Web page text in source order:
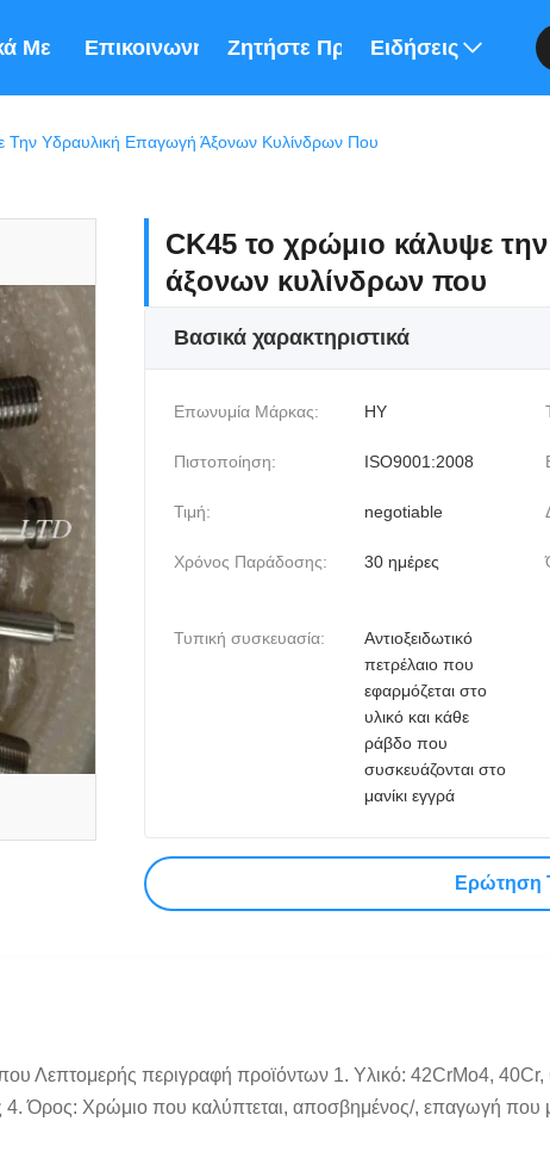
Με ΕμάςΕπικοινωνήστε Μαζί Μας
Ζητήστε Προσφορά
Ειδήσεις
Την Υδραυλική Επαγωγή Άξονων Κυλίνδρων Που
CK45 το χρώμιο κάλυψε
άξονων κυλίνδρων που
Βασικά χαρακτηριστικά
Επωνυμία Μάρκας: HY
Πιστοποίηση: ISO9001:2008
Τιμή: negotiable
Χρόνος Παράδοσης: 30 ημέρες
Τυπική συσκευασία:
Αντιοξειδωτικό
πετρέλαιο που
εφαρμόζεται στο
υλικό και κάθε
ράβδο που
συσκευάζονται στο
μανίκι εγγρά
Ερώτηση
Λεπτομερής περιγραφή προϊόντων 1. Υλικό: 42CrMo4,
4. Όρος: Χρώμιο που καλύπτεται, αποσβημένος/, επαγωγή που